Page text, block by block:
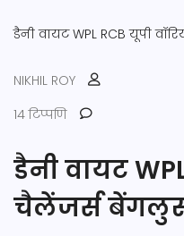
डैनी वायट WPL RCB यूपी
NIKHIL ROY
14 टिप्पणि
डैनी वायट
चैलेंजर्स